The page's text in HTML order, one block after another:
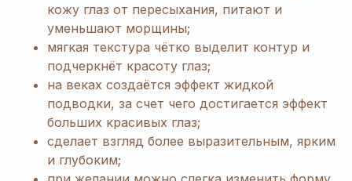
кожу глаз от пересыхания, питают и
уменьшают морщины;
мягкая текстура чётко выделит контур и
подчеркнёт красоту глаз;
на веках создаётся эффект жидкой
подводки, за счет чего достигается эффект
больших красивых глаз;
сделает взгляд более выразительным, ярким
и глубоким;